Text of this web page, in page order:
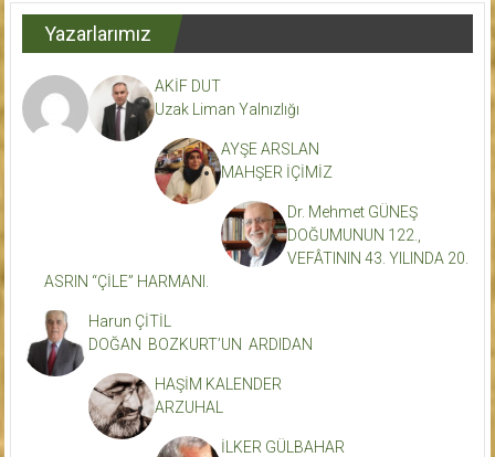
Yazarlarımız
AKİF DUT
Uzak Liman Yalnızlığı
AYŞE ARSLAN
MAHŞER İÇİMİZ
Dr. Mehmet GÜNEŞ
DOĞUMUNUN 122.,
VEFÂTININ 43. YILINDA 20.
ASRIN “ÇİLE” HARMANI.
Harun ÇİTİL
DOĞAN BOZKURT’UN ARDIDAN
HAŞİM KALENDER
ARZUHAL
İLKER GÜLBAHAR